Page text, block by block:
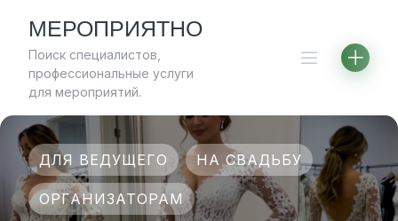
content
МЕРОПРИЯТНО
Поиск специалистов,
профессиональные услуги
для мероприятий.
ДЛЯ ВЕДУЩЕГО НА СВАДЬБУ
ОРГАНИЗАТОРАМ